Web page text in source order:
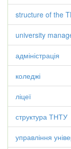
structure of the
university
адміністрація
коледжі
ліцеї
структура ТНТУ
управління